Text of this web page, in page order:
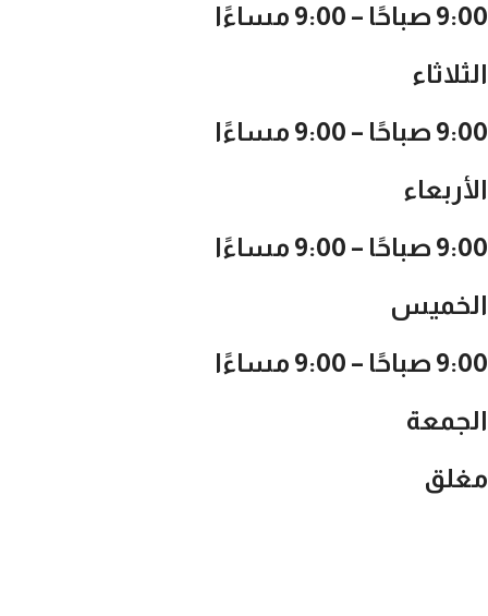
9:00 صباحًا – 9:00 مساءًا
الثلاثاء
9:00 صباحًا – 9:00 مساءًا
الأربعاء
9:00 صباحًا – 9:00 مساءًا
الخميس
9:00 صباحًا – 9:00 مساءًا
الجمعة
مغلق